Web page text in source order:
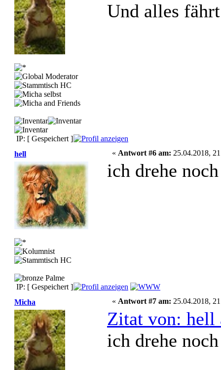
Und alles
IP: [ Gespeichert ]
hell
« Antwort #6 am: 25.04.2018,
ich drehe
IP: [ Gespeichert ]
Micha
« Antwort #7 am: 25.04.2018,
Zitat von: hell
ich drehe